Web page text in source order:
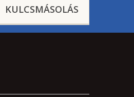
KULCSMÁSOLÁS